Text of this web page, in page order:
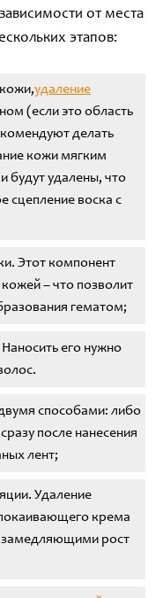
от места
этапов:
удаление
(если это область
делать
кожи мягким
будут удалены, что
сцепление воска с
Этот компонент
– что позволит
гематом;
его нужно
способами: либо
после нанесения
лент;
Удаление
крема
замедляющими рост